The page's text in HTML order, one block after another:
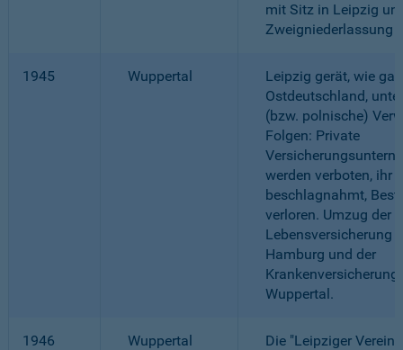
mit Sitz in Leipzig
Zweigniederlassung
1945 Wuppertal
Leipzig gerät, wie
Ostdeutschland,
(bzw. polnische)
Folgen: Private
werden verboten, ihr
beschlagnahmt,
verloren. Umzug der
Lebensversicherung
Hamburg und der
Krankenversicherung
Wuppertal.
1946 Wuppertal
Die "Leipziger